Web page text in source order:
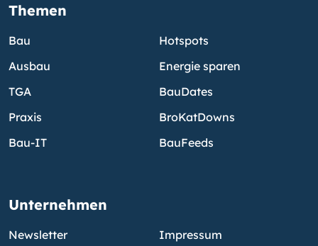
Themen
Bau
Ausbau
TGA
Praxis
Bau-IT
Hotspots
Energie sparen
BauDates
BroKatDowns
BauFeeds
Unternehmen
Newsletter
Impressum